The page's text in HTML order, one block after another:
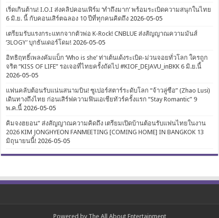
เริ่ดเกินต้าน! I.O.I ส่งคลิปคอนเฟิร์ม ‘ทำถึงมาก’ พร้อมระเบิดความสนุกในไทย
6 มิ.ย. นี้ กับคอนเสิร์ตฉลอง 10 ปีที่ทุกคนคิดถึง 2026-05-05
เตรียมรับแรงกระแทกจากตัวพ่อ K-Rock! CNBLUE ส่งสัญญาณความมันส์
‘3LOGY’ บุกธันเดอร์โดม! 2026-05-05
อิทธิฤทธิ์เพลงคัมแบ็ก ‘Who is she’ ท่าเต้นเด้งระเบิด-ม่วนจอยทั่วโลก ใครถูก
จริต “KISS OF LIFE” รอเจอที่ไทยครั้งถัดไป #KIOF_DEJAVU_inBKK 6 มิ.ย.นี้
2026-05-05
แฟนคลับต้อนรับแน่นสนามบิน! ซูเปอร์สตาร์ระดับโลก “จ้าวลู่ซือ” (Zhao Lusi)
เดินทางถึงไทย ก่อนเสิร์ฟความฟินเอเชียทัวร์ครั้งแรก “Stay Romantic” 9
พ.ค.นี้ 2026-05-05
คิมจงฮยอน” ส่งสัญญาณความคิดถึง เตรียมเปิดบ้านต้อนรับแฟนไทยในงาน
2026 KIM JONGHYEON FANMEETING [COMING HOME] IN BANGKOK 13
มิถุนายนนี้! 2026-05-05
Powered by The All About Entertainment